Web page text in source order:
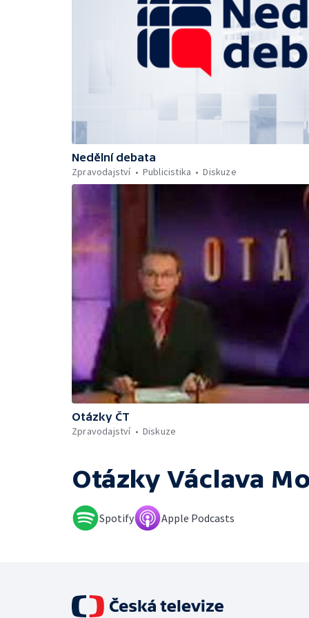
Nedělní debata
Zpravodajství
Publicistika Diskuze
Otázky ČT
Zpravodajství
Diskuze
Otázky Václava
Spotify Apple Podcasts